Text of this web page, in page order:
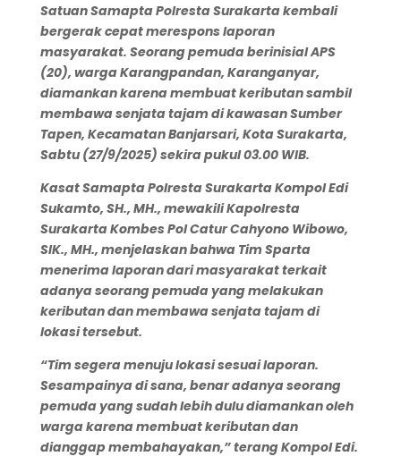
Satuan Samapta Polresta Surakarta kembali
bergerak cepat merespons laporan
masyarakat. Seorang pemuda berinisial APS
(20), warga Karangpandan, Karanganyar,
diamankan karena membuat keributan sambil
membawa senjata tajam di kawasan Sumber
Tapen, Kecamatan Banjarsari, Kota Surakarta,
Sabtu (27/9/2025) sekira pukul 03.00 WIB.
Kasat Samapta Polresta Surakarta Kompol Edi
Sukamto, SH., MH., mewakili Kapolresta
Surakarta Kombes Pol Catur Cahyono Wibowo,
SIK., MH., menjelaskan bahwa Tim Sparta
menerima laporan dari masyarakat terkait
adanya seorang pemuda yang melakukan
keributan dan membawa senjata tajam di
lokasi tersebut.
“Tim segera menuju lokasi sesuai laporan.
Sesampainya di sana, benar adanya seorang
pemuda yang sudah lebih dulu diamankan oleh
warga karena membuat keributan dan
dianggap membahayakan,” terang Kompol Edi.